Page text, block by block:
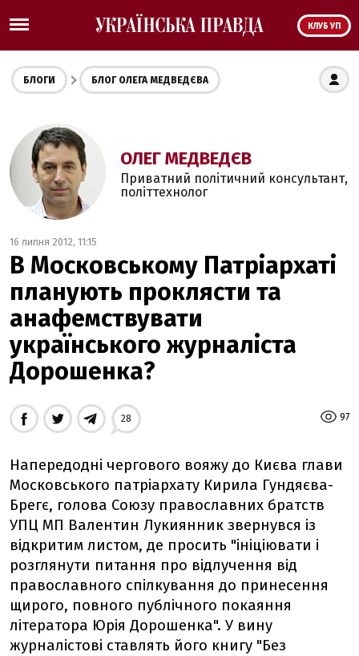
КЛУБ УП
БЛОГИ БЛОГ ОЛЕГА МЕДВЕДЄВА
ОЛЕГ МЕДВЕДЄВ
Приватний політичний консультант,
політтехнолог
16 липня 2012, 11:15
В Московському Патріархаті
планують проклясти та
анафемствувати
українського журналіста
Дорошенка?
97
28
Напередодні чергового вояжу до Києва глави
Московського патріархату Кирила Гундяєва-
Брегє, голова Союзу православних братств
УПЦ МП Валентин Лукиянник звернувся із
відкритим листом, де просить "ініціювати і
розглянути питання про відлучення від
православного спілкування до принесення
щирого, повного публічного покаяння
літератора Юрія Дорошенка". У вину
журналістові ставлять його книгу "Без